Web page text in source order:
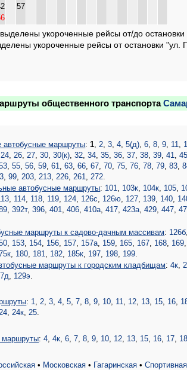
57
выделены укороченные рейсы от/до
укороченные рейсы от остановки "ул.
общественного транспорта
автобусные маршруты:1,2,3,4,5(д),6,8,9, 11,
24,26,27,30,30(к),32,34,35,36,37,38,39,41,
,55,56,59,61,63,66,67, 70, 75, 76, 78, 79,83,
,99,203,213,226,261,272.
автобусные маршруты: 101, 103к, 104к, 105,
, 114, 118, 119, 124, 126с, 126ю, 127, 139, 140,
,392т,396,401,406,410а,417,423а,429,447,
маршруты к садово-дачным массивам: 126б
153 154 156 157 157а 159 165 167 168 169
180 181 182 185к 197 198 199
маршруты к городским кладбищам:4к
129э
: 1,2,3,4,5, 7,8,9, 10, 11, 12, 13, 15, 16,
,24к,25.
маршруты:4,4к,6, 7,8,9, 10, 12, 13, 15, 16, 17,
• Московская • Гагаринская •Спортивная